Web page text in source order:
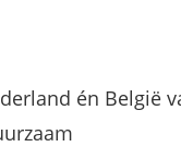
én België